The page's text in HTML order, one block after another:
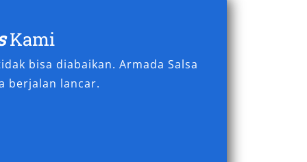
Kami
bisa diabaikan. Armada Salsa
berjalan lancar.